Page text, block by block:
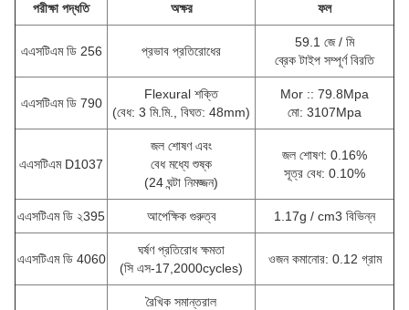
পরীক্ষা পদ্ধতি
অক্ষর ফল
এএসটিএম ডি 256 প্রভাব প্রতিরোধের
59.1 জে / মি
ব্রেক টাইপ সম্পূর্ণ বিরতি
এএসটিএম ডি 790
Flexural শক্তি
(বেধ: 3 মি.মি., বিঘত: 48mm)
Mor :: 79.8Mpa
মো: 3107Mpa
এএসটিএম D1037
জল শোষণ এবং
বেধ মধ্যে শুষ্ক
(24 ঘন্টা নিমজ্জন)
জল শোষণ: 0.16%
সূত্র বেধ: 0.10%
এএসটিএম ডি ২395 আপেক্ষিক গুরুত্ব 1.17g / cm3 বিভিন্ন
এএসটিএম ডি 4060
ঘর্ষণ প্রতিরোধ ক্ষমতা
(সি এস-17,2000cycles)
ওজন কমানোর: 0.12 গ্রাম
রৈখিক সমান্তরাল